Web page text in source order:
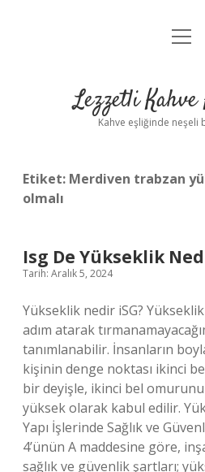
Anasayfa
Yasal
Lezzetli
Kahve eşliğinde neşeli
Etiket: Merdiven trabzan
olmalı
Isg De Yükseklik
Tarih: Aralık 5, 2024
Yükseklik nedir iSG?
adım atarak
tanımlanabilir. İnsanların
kişinin denge noktası ikinci
bir deyişle, ikinci bel
yüksek olarak kabul edilir.
Yapı İşlerinde Sağlık ve
4’ünün A maddesine göre,
sağlık ve güvenlik şartları;